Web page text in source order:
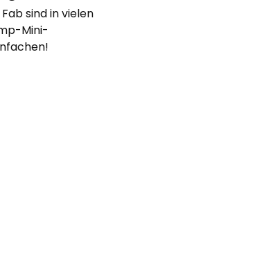
sind in vielen
Mini-